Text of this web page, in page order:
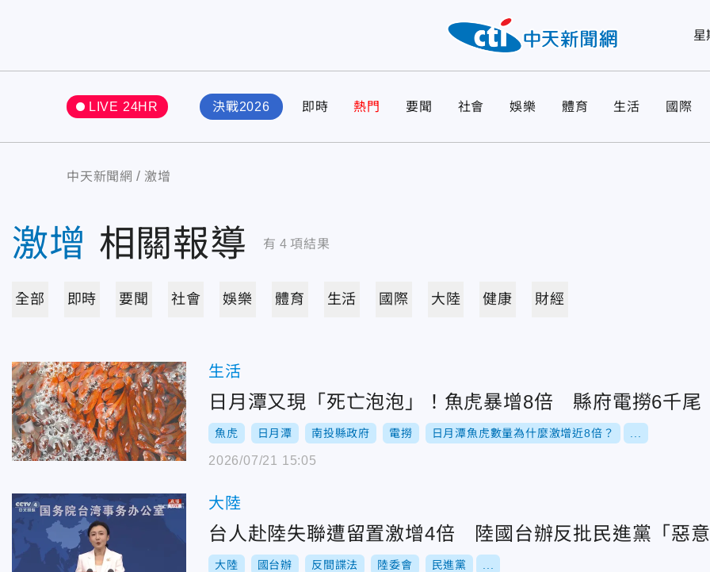
星
LIVE 24HR 決戰2026 即時 熱門 要聞 社會 娛樂 體育 生活 國際
中天新聞網 激增
激增 相關報導 有 4 項結果
全部 即時 要聞 社會 娛樂 體育 生活 國際 大陸 健康 財經
生活
日月潭又現「死亡泡泡」！魚虎暴增8倍 縣府電撈6千尾
魚虎 日月潭 南投縣政府 電撈 日月潭魚虎數量為什麼激增近8倍？
2026/07/21 15:05
大陸
台人赴陸失聯遭留置激增4倍 陸國台辦反批民進黨「惡
大陸 國台辦 反間諜法 陸委會 民進黨